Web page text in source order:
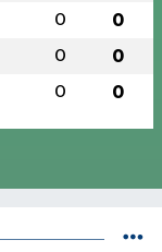
0 0
0 0
0 0